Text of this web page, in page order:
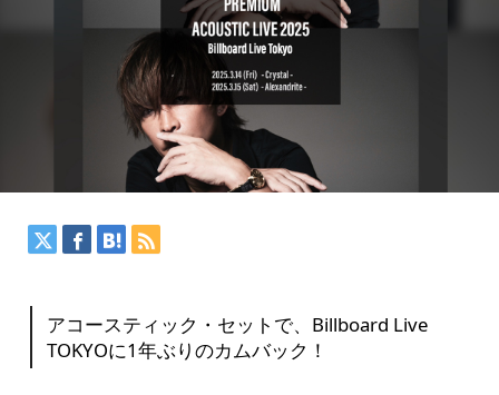
アコースティック・セットで、Billboard Live
TOKYOに1年ぶりのカムバック！